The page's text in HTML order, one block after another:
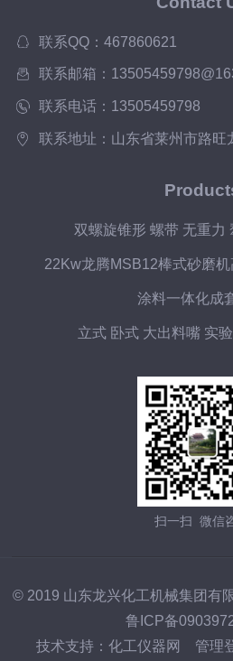
联系QQ：467860621
联系邮箱：
联系电话：13505459798
联系地址：山东省莱州市路旺
双螺旋锥形 螺带 无重力
22Kw龙腾MSB12棒式砂磨
涂料一体化成
立式 卧式 大出料嘴 实
扫一扫 微信
© 2019 山东龙兴化工机械集团有
鲁ICP备
技术支持：化工仪器网 管理